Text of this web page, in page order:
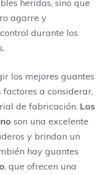
heridas, sino que
agarre y
durante los
los mejores guantes
a considerar.
de fabricación. Los
son una excelente
y brindan un
hay guantes
, que ofrecen una